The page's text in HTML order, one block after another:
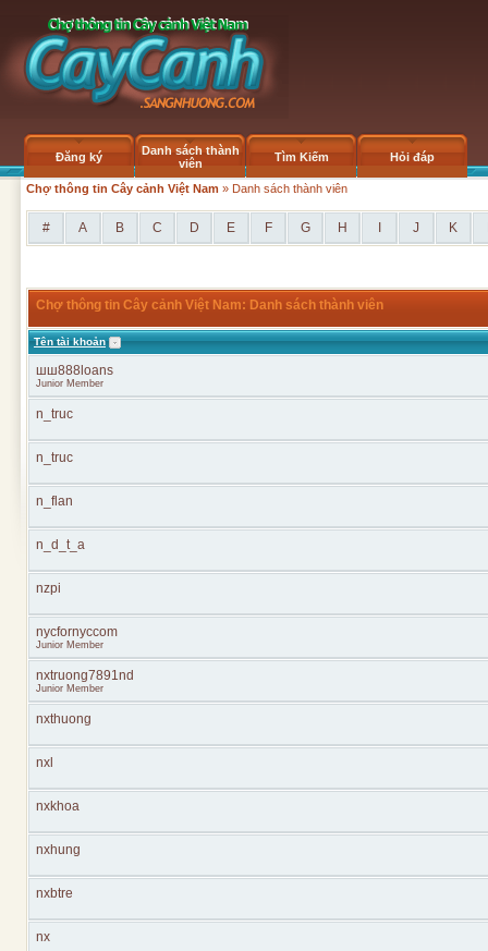
Đăng ký
Danh sách thành
viên
Tìm Kiếm Hỏi đáp
Chợ thông tin Cây cảnh Việt Nam » Danh sách thành viên
# A B C D E F G H J K
Chợ thông tin Cây cảnh Việt Nam: Danh sách thành viên
Tên tài khoản
шш888loans
Junior Member
n_truc
n_truc
n_flan
n_d_t_a
nzpi
nycfornyccom
Junior Member
nxtruong7891nd
Junior Member
nxthuong
nxl
nxkhoa
nxhung
nxbtre
nx